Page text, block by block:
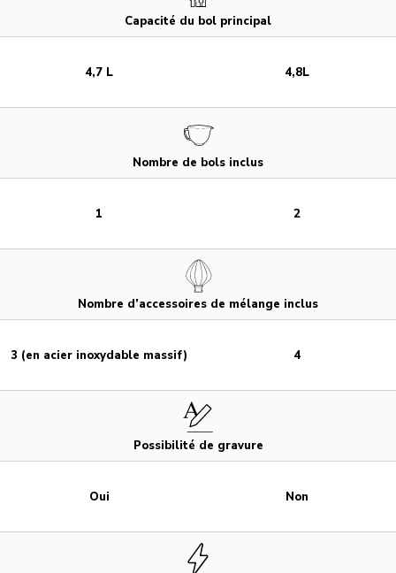
Capacité du bol principal
Nombre de bols inclus
Nombre d’accessoires de mélange inclus
Possibilité de gravure
4,7 L
1
3 (en acier inoxydable massif)
Oui
4,8L
2
4
Non